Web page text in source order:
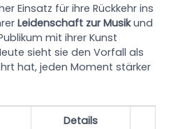
Einsatz für ihre Rückkehr ins
Leidenschaft zur Musikund
mit ihrer Kunst
sieht sie den Vorfall als
hat, jeden Moment stärker
Details